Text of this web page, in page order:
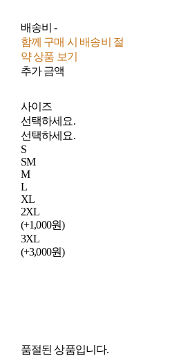
배송비-
함께 구매 시 배송비 절
약 상품 보기
추가 금액
사이즈
선택하세요.
선택하세요.
S
SM
M
L
XL
2XL
(+1,000원)
3XL
(+3,000원)
품절된 상품입니다.